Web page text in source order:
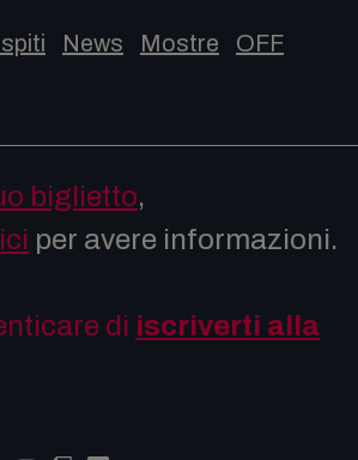
News Mostre
OFF
biglietto,
per avere informazioni.
di iscriverti alla